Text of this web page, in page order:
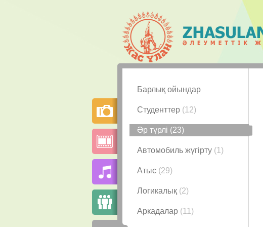
Барлық ойындар
Студенттер (12)
Әр түрлі (23)
Автомобиль жүгірту (1)
Атыс (29)
Логикалық (2)
Аркадалар (11)